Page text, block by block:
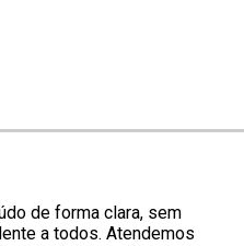
de forma clara, sem
a todos. Atendemos